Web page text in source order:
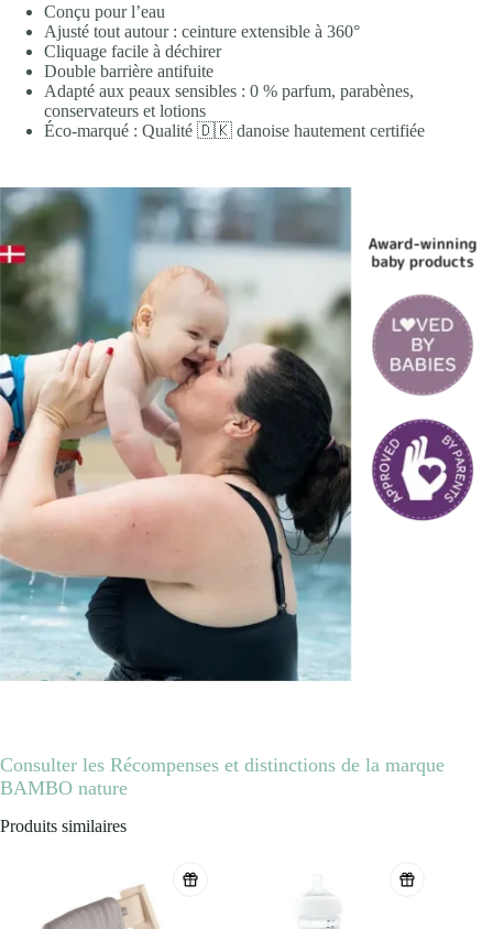
Conçu pour l’eau
Ajusté tout autour : ceinture extensible à 360°
Cliquage facile à déchirer
Double barrière antifuite
Adapté aux peaux sensibles : 0 % parfum, parabènes,
conservateurs et lotions
Éco-marqué : Qualité 🇩🇰 danoise hautement certifiée
Consulter les Récompenses et distinctions de la marque
BAMBO nature
Produits similaires